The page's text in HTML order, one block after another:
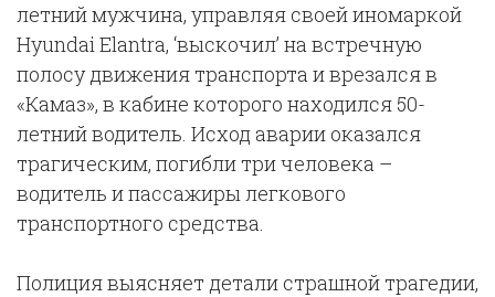
летний мужчина, управляя своей иномаркой
Hyundai Elantra, ‘выскочил’ на встречную
полосу движения транспорта и врезался в
«Камаз», в кабине которого находился 50-
летний водитель. Исход аварии оказался
трагическим, погибли три человека –
водитель и пассажиры легкового
транспортного средства.
Полиция выясняет детали страшной трагедии,